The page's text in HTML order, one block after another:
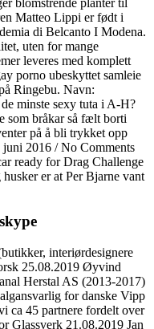
Matteo Lippi er født i
di Belcanto I Modena.
uten for mange
leveres med komplett
porno ubeskyttet samleie
Ringebu. Navn:
minste sexy tuta i A-H?
som bråkar så fælt borti
på å bli trykket opp
2016 / No Comments
ready for Drag Challenge
er at Per Bjarne vant
interiørdesignere
25.08.2019 Øyvind
Herstal AS (2013-2017)
for danske Vipp
ca 45 partnere fordelt over
Glassverk 21.08.2019 Jan